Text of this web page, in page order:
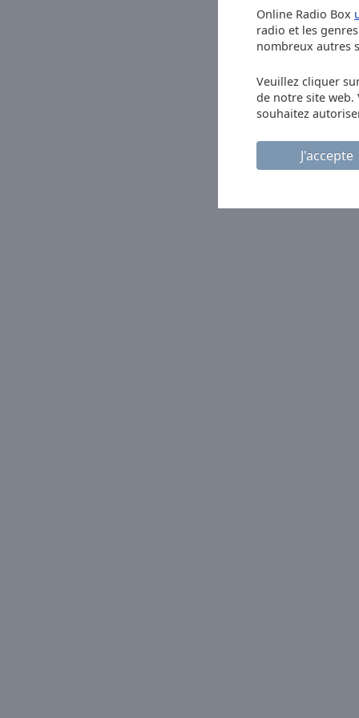
Online Radio Box
radio et les
nombreux autres
Veuillez cliquer
de notre site web.
souhaitez
J'accepte